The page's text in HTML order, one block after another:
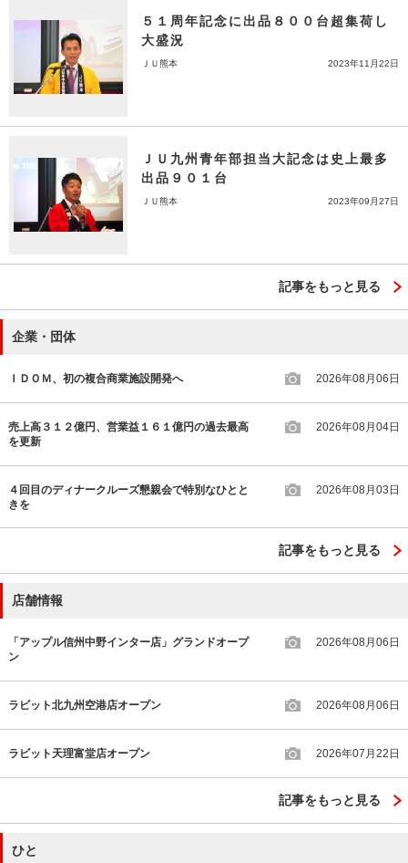
５１周年記念に出品８００台超集荷し
大盛況
ＪＵ熊本 2023年11月22日
ＪＵ九州青年部担当大記念は史上最多
出品９０１台
ＪＵ熊本 2023年09月27日
記事をもっと見る
企業・団体
ＩＤＯＭ、初の複合商業施設開発へ 2026年08月06日
売上高３１２億円、営業益１６１億円の過去最高
を更新
2026年08月04日
４回目のディナークルーズ懇親会で特別なひとと
きを
2026年08月03日
記事をもっと見る
店舗情報
「アップル信州中野インター店」グランドオープ
ン
2026年08月06日
ラビット北九州空港店オープン 2026年08月06日
ラビット天理富堂店オープン 2026年07月22日
記事をもっと見る
ひと